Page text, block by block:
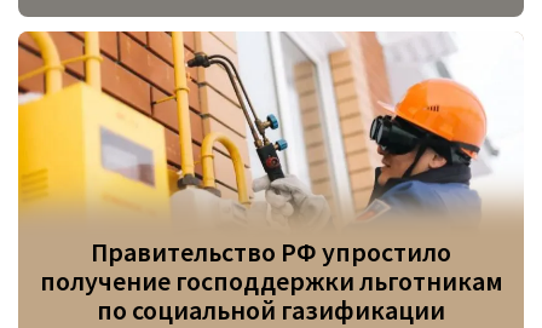
региональные власти. Рекомендации такого рода
подсчитаны для каждого региона, и в случае их нарушения
будут приниматься меры.
Правительство РФ упростило
получение господдержки льготникам
по социальной газификации